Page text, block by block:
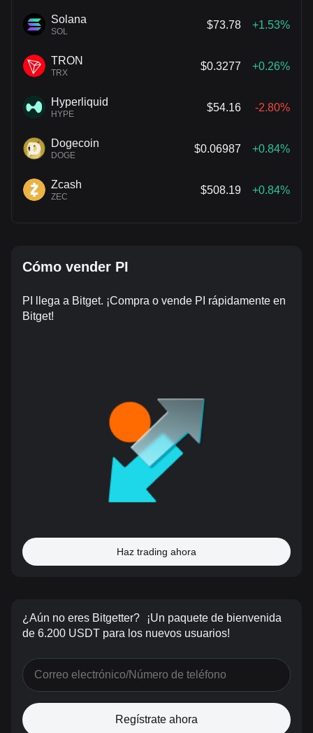
Solana
SOL
$73.78 +1.53%
TRON
TRX
$0.3277 +0.26%
Hyperliquid
HYPE
$54.16 -2.80%
Dogecoin
DOGE
$0.06987 +0.84%
Zcash
ZEC
$508.19 +0.84%
Cómo vender PI
PI llega a Bitget. ¡Compra o vende PI rápidamente en
Bitget!
Haz trading ahora
¿Aún no eres Bitgetter?
¡Un paquete de bienvenida
de 6.200 USDT para los nuevos usuarios!
Regístrate ahora